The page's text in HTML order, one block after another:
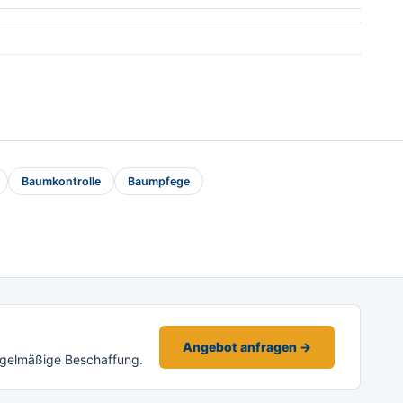
Baumkontrolle Baumpfege
Beschaffung.
Angebot anfragen →